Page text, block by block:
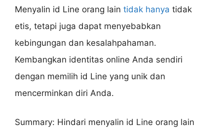
Menyalin id Line orang lain tidak hanya tidak
etis, tetapi juga dapat menyebabkan
kebingungan dan kesalahpahaman.
Kembangkan identitas online Anda sendiri
dengan memilih id Line yang unik dan
mencerminkan diri Anda.
Summary: Hindari menyalin id Line orang lain